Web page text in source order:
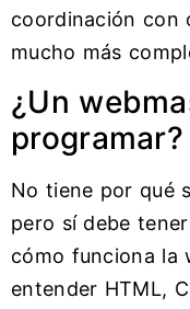
coordinación con
mucho más
¿Un
programar?
No tiene por qué
pero sí debe
cómo funciona la
entender HTML,